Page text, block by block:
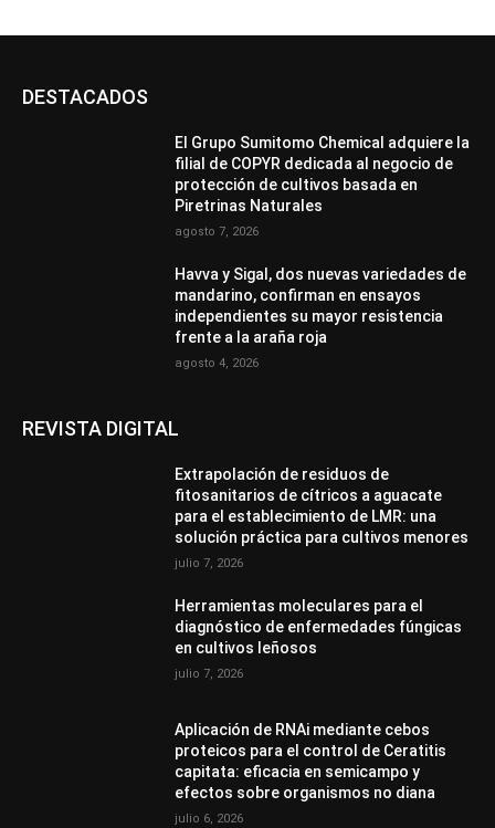
DESTACADOS
El Grupo Sumitomo Chemical adquiere la
filial de COPYR dedicada al negocio de
protección de cultivos basada en
Piretrinas Naturales
agosto 7, 2026
Havva y Sigal, dos nuevas variedades de
mandarino, confirman en ensayos
independientes su mayor resistencia
frente a la araña roja
agosto 4, 2026
REVISTA DIGITAL
Extrapolación de residuos de
fitosanitarios de cítricos a aguacate
para el establecimiento de LMR: una
solución práctica para cultivos menores
julio 7, 2026
Herramientas moleculares para el
diagnóstico de enfermedades fúngicas
en cultivos leñosos
julio 7, 2026
Aplicación de RNAi mediante cebos
proteicos para el control de Ceratitis
capitata: eficacia en semicampo y
efectos sobre organismos no diana
julio 6, 2026